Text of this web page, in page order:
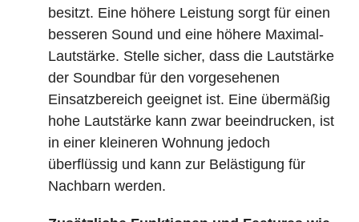
besitzt. Eine höhere Leistung sorgt für einen
besseren Sound und eine höhere Maximal-
Lautstärke. Stelle sicher, dass die Lautstärke
der Soundbar für den vorgesehenen
Einsatzbereich geeignet ist. Eine übermäßig
hohe Lautstärke kann zwar beeindrucken, ist
in einer kleineren Wohnung jedoch
überflüssig und kann zur Belästigung für
Nachbarn werden.